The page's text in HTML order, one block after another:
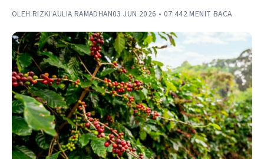
OLEH RIZKI AULIA RAMADHAN03 JUN 2026 • 07:442 MENIT BACA